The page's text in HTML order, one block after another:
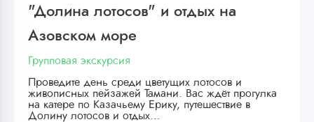
"Долина лотосов" и отдых на
Азовском море
Групповая экскурсия
Проведите день среди цветущих лотосов и
живописных пейзажей Тамани. Вас ждёт прогулка
на катере по Казачьему Ерику, путешествие в
Долину лотосов и отдых…